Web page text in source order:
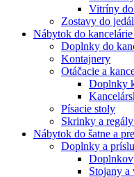
Vitríny
Zostavy do
Nábytok do
Doplnky do
Kontajnery
Otáčacie a
Doplnky
Písacie stoly
Skrinky a
Nábytok do šatne a
Doplnky a
Stojany a